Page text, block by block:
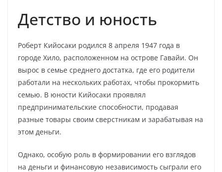
Детство и юность
Роберт Кийосаки родился 8 апреля 1947 года в
городе Хило, расположенном на острове Гавайи. Он
вырос в семье среднего достатка, где его родители
работали на нескольких работах, чтобы прокормить
семью. В юности Кийосаки проявлял
предпринимательские способности, продавая
разные товары своим сверстникам и зарабатывая на
этом деньги.
Однако, особую роль в формировании его взглядов
на деньги и финансовую независимость сыграли его